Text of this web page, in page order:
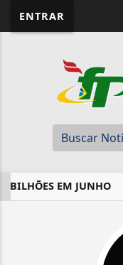
ENTRAR
EM JUNHO